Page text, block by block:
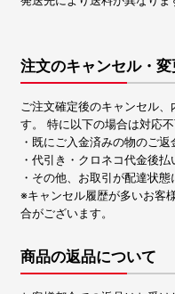
注文のキャンセル・
ご注文確定後のキャンセル
す。 特に以下の場合は対応
・既にご入金済みの物のご返
・代引き・クロネコ代金後
・その他、お取引が配達状態
※キャンセル履歴が多いお客
合がございます。
商品の返品について